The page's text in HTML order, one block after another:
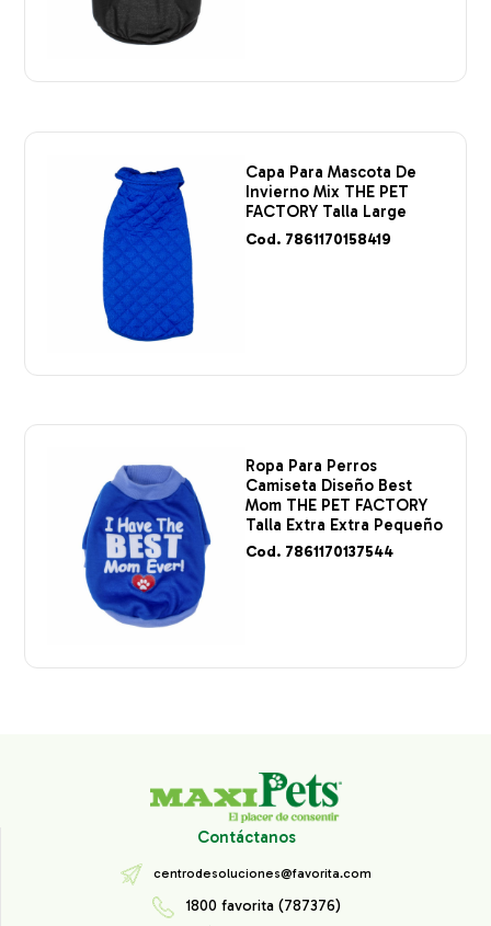
Capa Para Mascota De
Invierno Mix THE PET
FACTORY Talla Large
Cod. 7861170158419
Ropa Para Perros
Camiseta Diseño Best
Mom THE PET FACTORY
Talla Extra Extra Pequeño
Cod. 7861170137544
Contáctanos
centrodesoluciones@favorita.com
1800 favorita (787376)